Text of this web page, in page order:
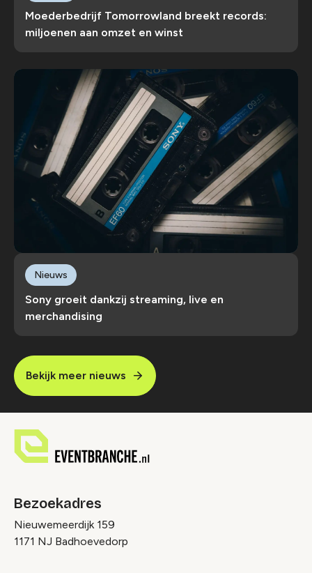
Moederbedrijf Tomorrowland breekt records:
miljoenen aan omzet en winst
Sony groeit dankzij streaming, live en
merchandising
Nieuws
Bekijk meer nieuws
Bezoekadres
Nieuwemeerdijk 159
1171 NJ Badhoevedorp